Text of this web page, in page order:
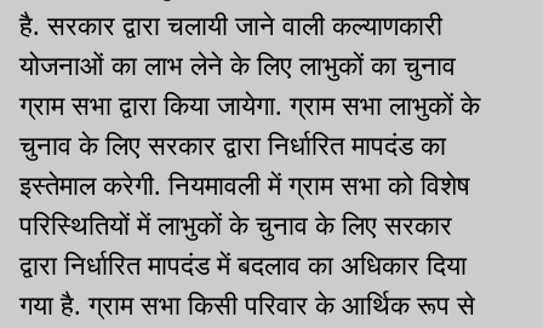
है. सरकार द्वारा चलायी जाने वाली कल्याणकारी
योजनाओं का लाभ लेने के लिए लाभुकों का चुनाव
ग्राम सभा द्वारा किया जायेगा. ग्राम सभा लाभुकों के
चुनाव के लिए सरकार द्वारा निर्धारित मापदंड का
इस्तेमाल करेगी. नियमावली में ग्राम सभा को विशेष
परिस्थितियों में लाभुकों के चुनाव के लिए सरकार
द्वारा निर्धारित मापदंड में बदलाव का अधिकार दिया
गया है. ग्राम सभा किसी परिवार के आर्थिक रूप से